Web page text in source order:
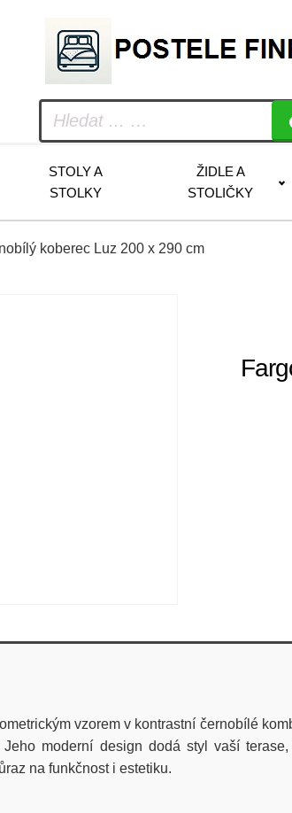
STOLY A
STOLKY
ŽIDLE A
STOLIČKY
koberec Luz 200 x 290 cm
vzorem v kontrastní černobílé
moderní design dodá styl vaší
na funkčnost i estetiku.